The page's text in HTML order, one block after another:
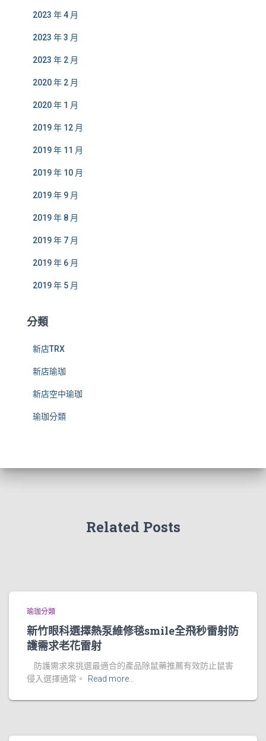
2023 年 4 月
2023 年 3 月
2023 年 2 月
2020 年 2 月
2020 年 1 月
2019 年 12 月
2019 年 11 月
2019 年 10 月
2019 年 9 月
2019 年 8 月
2019 年 7 月
2019 年 6 月
2019 年 5 月
分類
新店TRX
新店瑜珈
新店空中瑜珈
瑜珈分類
Related Posts
瑜珈分類
新竹眼科選擇熱泵維修毯smile全飛秒雷射防
護需求老花雷射
防護需求來挑選最適合的產品除鼠藥推薦有效防止鼠害
侵入選擇通常。
Read more…